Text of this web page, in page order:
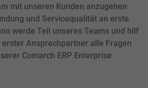
mit unseren Kunden anzugehen
und Servicequalität an erste
werde Teil unseres Teams und hilf
Ansprechpartner alle Fragen
Comarch ERP Enterprise